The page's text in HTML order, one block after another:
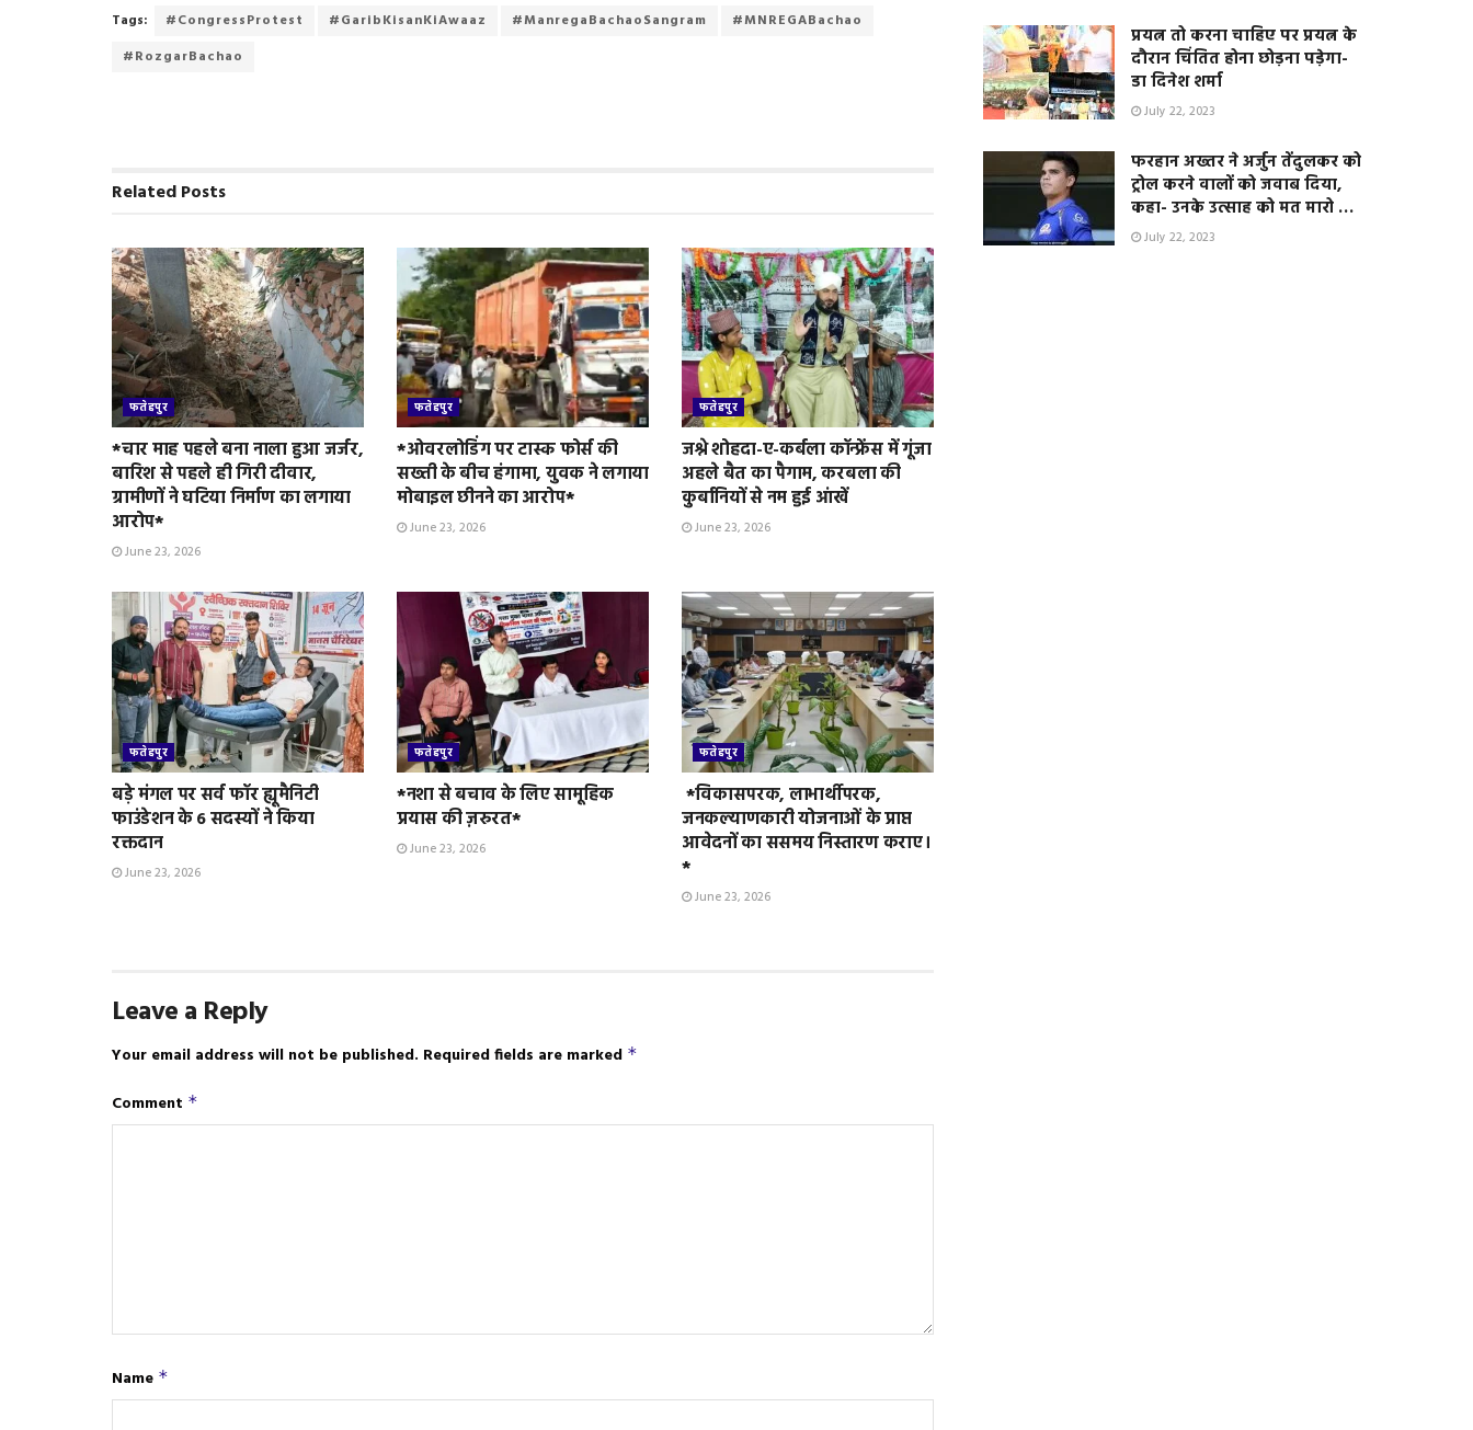
c
b
i
t
a
l
a
s
i
y
a
Tags: #CongressProtest #GaribKisanKiAwaaz #ManregaBachaoSangram
#MNREGABachao
#RozgarBachao
RelatedPosts
फतेहपुर
*चार माह पहले बना नाला हुआ जर्जर,
बारिश से पहले ही गिरी दीवार,
ग्रामीणों ने घटिया निर्माण का लगाया
आरोप*
June 23, 2026
फतेहपुर
*ओवरलोडिंग पर टास्क फोर्स की
सख्ती के बीच हंगामा, युवक ने लगाया
मोबाइल छीनने का आरोप*
June 23, 2026
फतेहपुर
जश्ने शोहदा-ए-कर्बला कॉन्फ्रेंस में गूंजा
अहले बैत का पैगाम, करबला की
कुर्बानियों से नम हुई आंखें
June 23, 2026
फतेहपुर
बड़े मंगल पर सर्व फॉर ह्यूमैनिटी
फाउंडेशन के 6 सदस्यों ने किया
रक्तदान
June 23, 2026
फतेहपुर
*नशा से बचाव के लिए सामूहिक
प्रयास की ज़रुरत*
June 23, 2026
फतेहपुर
*विकासपरक, लाभार्थीपरक,
जनकल्याणकारी योजनाओं के प्राप्त
आवेदनों का ससमय निस्तारण कराए।
*
June 23, 2026
Leave a Reply
Your email address will not be published. Required fields are marked *
Comment *
Name *
प्रयत्न तो करना चाहिए पर प्रयत्न के
दौरान चिंतित होना छोड़ना पड़ेगा-
डा दिनेश शर्मा
July 22, 2023
फरहान अख्तर ने अर्जुन तेंदुलकर को
ट्रोल करने वालों को जवाब दिया,
कहा- उनके उत्साह को मत मारो …
July 22, 2023